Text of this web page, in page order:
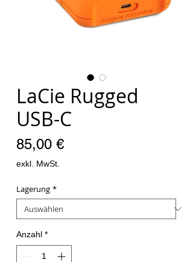
LaCie Rugged
USB-C
85,00 €Preis
exkl. MwSt.
Lagerung *
Anzahl *